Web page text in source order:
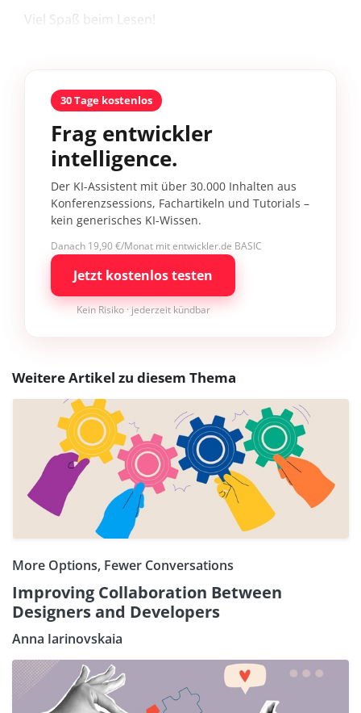
Viel Spaß beim Lesen!
30 Tage kostenlos
Frag entwickler
intelligence.
Der KI-Assistent mit über 30.000 Inhalten aus
Konferenzsessions, Fachartikeln und Tutorials –
kein generisches KI-Wissen.
Danach 19,90 €/Monat mit entwickler.de BASIC
Jetzt kostenlos testen
Kein Risiko · jederzeit kündbar
Weitere Artikel zu diesem Thema
More Options, Fewer Conversations
Improving Collaboration Between
Designers and Developers
Anna Iarinovskaia